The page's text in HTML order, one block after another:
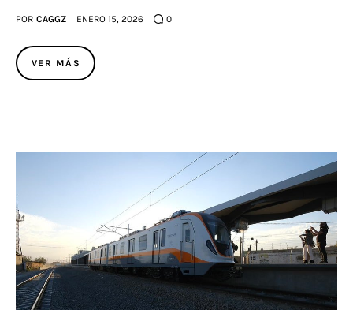
POR CAGGZ ENERO 15, 2026 0
VER MÁS